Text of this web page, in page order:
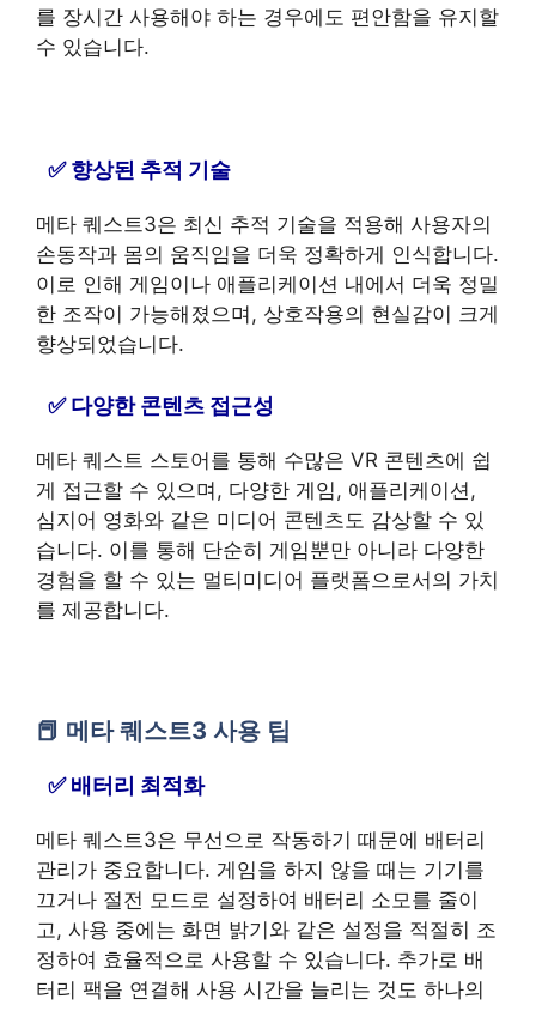
를 장시간 사용해야 하는 경우에도 편안함을 유지할
수 있습니다.
향상된 추적 기술
메타 퀘스트3은 최신 추적 기술을 적용해 사용자의
손동작과 몸의 움직임을 더욱 정확하게 인식합니다.
이로 인해 게임이나 애플리케이션 내에서 더욱 정밀
한 조작이 가능해졌으며, 상호작용의 현실감이 크게
향상되었습니다.
다양한 콘텐츠 접근성
메타 퀘스트 스토어를 통해 수많은 VR 콘텐츠에 쉽
게 접근할 수 있으며, 다양한 게임, 애플리케이션,
심지어 영화와 같은 미디어 콘텐츠도 감상할 수 있
습니다. 이를 통해 단순히 게임뿐만 아니라 다양한
경험을 할 수 있는 멀티미디어 플랫폼으로서의 가치
를 제공합니다.
메타 퀘스트3 사용 팁
배터리 최적화
메타 퀘스트3은 무선으로 작동하기 때문에 배터리
관리가 중요합니다. 게임을 하지 않을 때는 기기를
끄거나 절전 모드로 설정하여 배터리 소모를 줄이
고, 사용 중에는 화면 밝기와 같은 설정을 적절히 조
정하여 효율적으로 사용할 수 있습니다. 추가로 배
터리 팩을 연결해 사용 시간을 늘리는 것도 하나의